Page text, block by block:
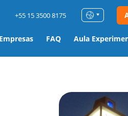
FAQ Aula
+55 15 3500 8175